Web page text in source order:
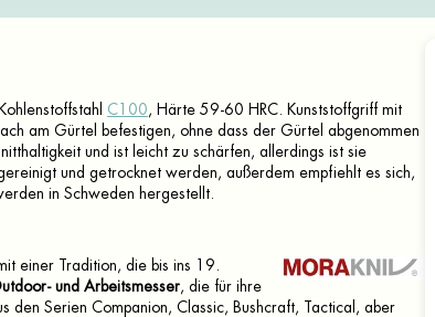
C100 , Härte 59-60 HRC. Kunststoffgriff mit
am Gürtel befestigen, ohne dass der Gürtel abgenommen
und ist leicht zu schärfen, allerdings ist sie
und getrocknet werden, außerdem empfiehlt es sich,
in Schweden hergestellt.
einer Tradition, die bis ins 19.
und Arbeitsmesser, die für ihre
den Serien Companion, Classic, Bushcraft, Tactical, aber